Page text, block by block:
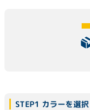
STEP1 カラーを選択